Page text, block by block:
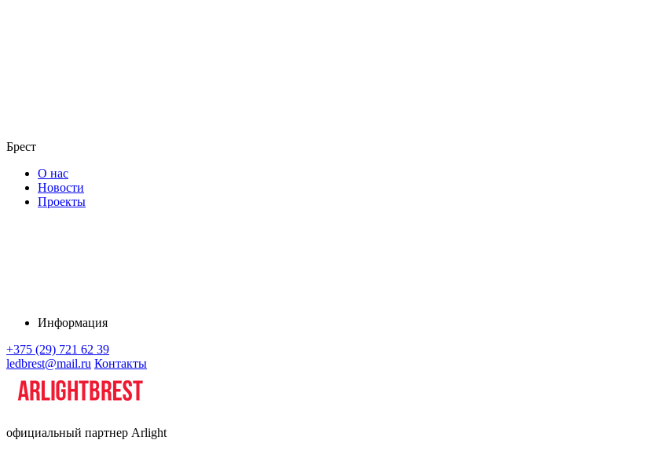
Брест
О нас
Новости
Проекты
Информация
+375 (29) 721 62 39
ledbrest@mail.ru Контакты
официальный партнер Arlight